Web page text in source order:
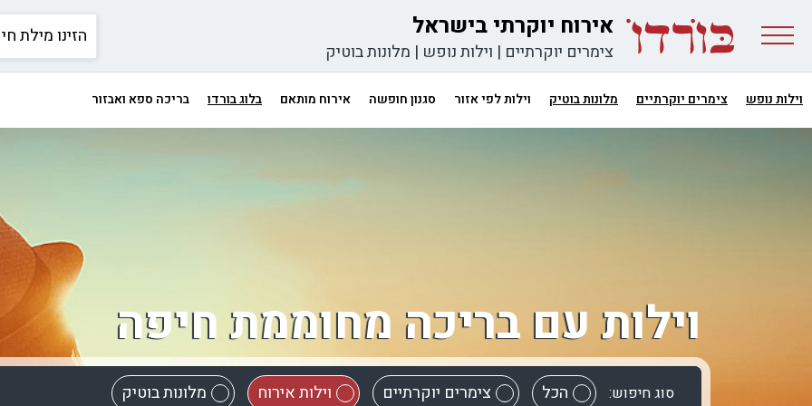
אירוח יוקרתי בישראל
צימרים יוקרתיים | וילות נופש | מלונות בוטיק
וילות נופש צימרים יוקרתיים מלונות בוטיק וילות לפי אזור סגנון חופשה אירוח מותאם בלוג בורדו בריכה ספא ואבזור
וילות עם בריכה מחוממת חיפה
סוג חיפוש: הכל צימרים יוקרתיים וילות אירוח מלונות בוטיק